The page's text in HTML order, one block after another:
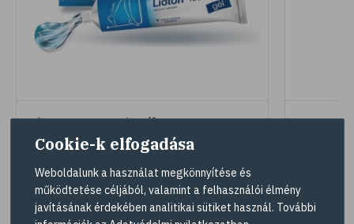
Lioton®1000 NE/g gél 100 g
Akciós ár
6579 Ft
Akciós ár
3419
Cookie-k elfogadása
Weboldalunk a használat megkönnyítése és
működtetése céljából, valamint a felhasználói élmény
javításának érdekében analitikai sütiket használ. További